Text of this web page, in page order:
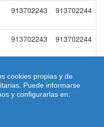
913702243 913702244
913702243 913702244
cookies propias y de
Puede informarse
y configurarlas en: